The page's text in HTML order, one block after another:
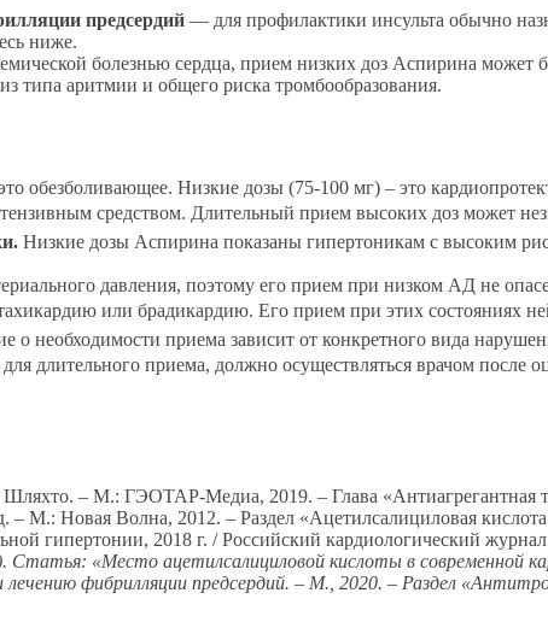
предсердий — для профилактики инсульта обычно
ниже.
болезнью сердца, прием низких доз Аспирина может
типа аритмии и общего риска тромбообразования.
обезболивающее. Низкие дозы (75-100 мг) – это
средством. Длительный прием высоких доз может
Низкие дозы Аспирина показаны гипертоникам с высоким
давления, поэтому его прием при низком АД не
или брадикардию. Его прием при этих состояниях
о необходимости приема зависит от конкретного вида
длительного приема, должно осуществляться врачом после
– М.: ГЭОТАР-Медиа, 2019. – Глава «Антиагрегантная
М.: Новая Волна, 2012. – Раздел «Ацетилсалициловая
гипертонии, 2018 г. / Российский кардиологический
Статья: «Место ацетилсалициловой кислоты в современной
лечению фибрилляции предсердий. – М., 2020. – Раздел